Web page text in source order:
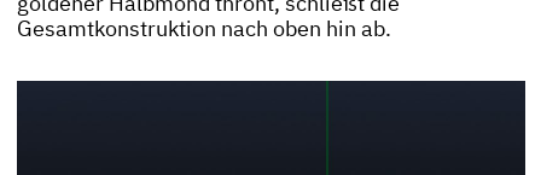
goldener Halbmond thront, schließt die
Gesamtkonstruktion nach oben hin ab.